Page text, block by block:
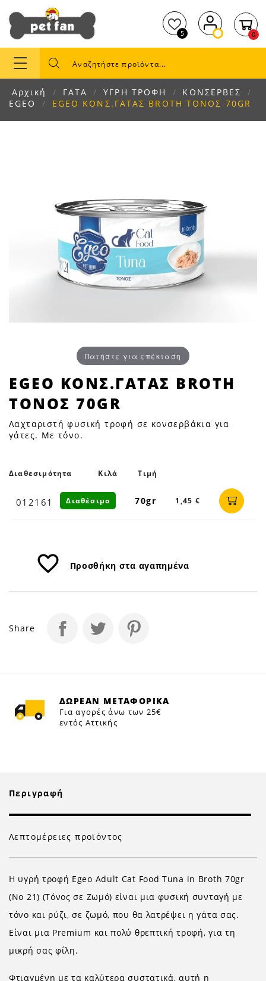
5 0
Αρχική ΓΑΤΑ ΥΓΡΗ ΤΡΟΦΗ
ΚΟΝΣΕΡΒΕΣ
EGEO
EGEO ΚΟΝΣ.ΓΑΤΑΣ BROTH ΤΟΝΟΣ 70GR
Πατήστε για επέκταση
EGEO
ΚΟΝΣ.ΓΑΤΑΣ
BROTH
ΤΟΝΟΣ
70GR
EGEO ΚΟΝΣ.ΓΑΤΑΣ BROTH
ΤΟΝΟΣ 70GR
Λαχταριστή φυσική τροφή σε κονσερβάκια για
γάτες. Με τόνο.
Διαθεσιμότητα Κιλά Τιμή
012161 70gr 1,45 €
Διαθέσιμο
favorite_border Προσθήκη στα αγαπημένα
Share
ΔΩΡΕΑΝ ΜΕΤΑΦΟΡΙΚΑ
Για αγορές άνω των 25€
εντός Αττικής
Περιγραφή
Λεπτομέρειες προϊόντος
Η υγρή τροφή Egeo Adult Cat Food Tuna in Broth 70gr
(No 21) (Τόνος σε Ζωμό) είναι μια φυσική συνταγή με
τόνο και ρύζι, σε ζωμό, που θα λατρέψει η γάτα σας.
Είναι μια Premium και πολύ θρεπτική τροφή, για τη
μικρή σας φίλη.
Φτιαγμένη με τα καλύτερα συστατικά, αυτή η